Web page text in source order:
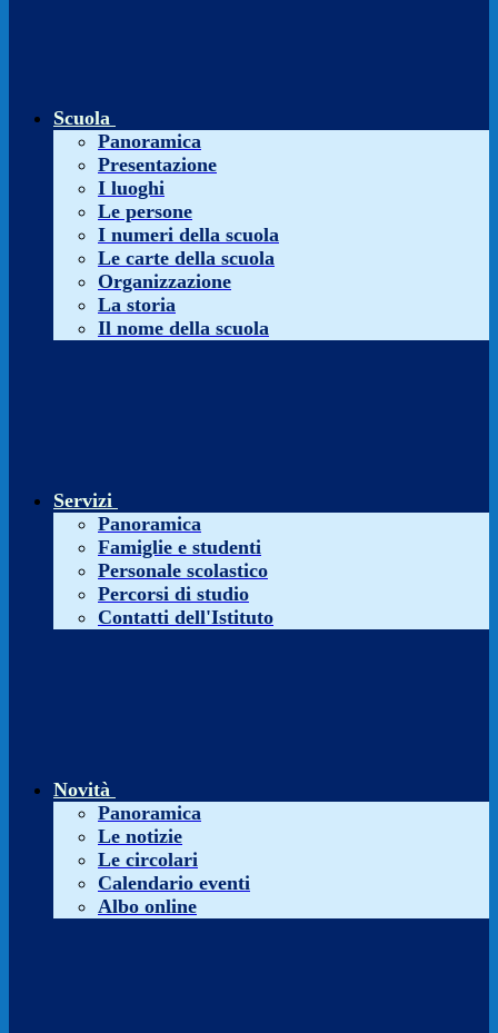
Scuola
Panoramica
Presentazione
I luoghi
Le persone
I numeri della scuola
Le carte della scuola
Organizzazione
La storia
Il nome della scuola
Servizi
Panoramica
Famiglie e studenti
Personale scolastico
Percorsi di studio
Contatti dell'Istituto
Novità
Panoramica
Le notizie
Le circolari
Calendario eventi
Albo online